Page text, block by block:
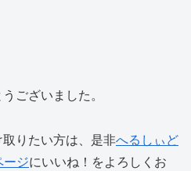
ございました。
りたい方は、是非へるしぃど
ジにいいね！をよろしくお